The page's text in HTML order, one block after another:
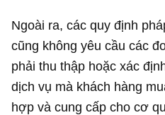
Ngoài ra, các quy định
cũng không yêu cầu các
phải thu thập hoặc xác
dịch vụ mà khách hàng
hợp và cung cấp cho cơ